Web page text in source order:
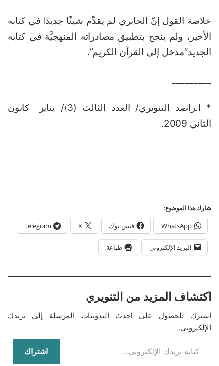
خلاصة القول إنّ الجابري لم يقدِّم شيئًا جديدًا في كتابه
الأخير، ولم ينجح بتطبيق مصادراته المنهجيَّة في كتابه
الجديد”مدخل إلى القرآن الكريم”.
* الراصد التنويري/ العدد الثالث (3)/ يناير- كانون
الثاني 2009.
شارك هذا الموضوع:
WhatsApp فيس بوك X
Telegram
البريد الإلكتروني طباعة
اكتشاف المزيد من التنويري
اشترك للحصول على أحدث التدوينات المرسلة إلى بريدك
الإلكتروني.
كتابة بريدك الإلكتروني...
اشتراك